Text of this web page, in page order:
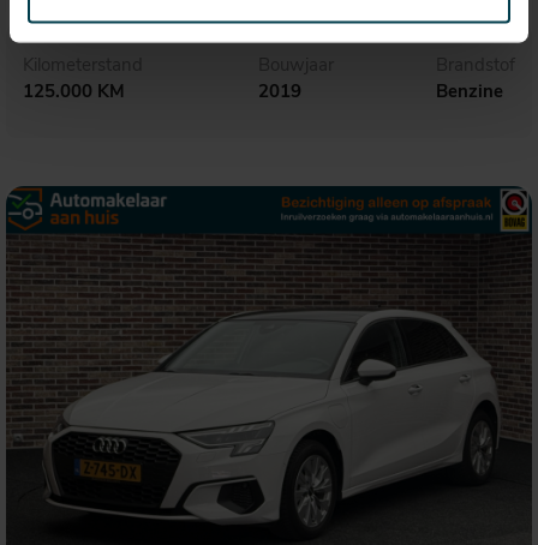
Kilometerstand
125.000 KM
Bouwjaar
2019
Brandstof
Benzine